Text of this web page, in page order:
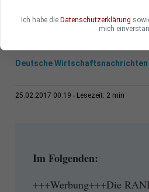
Deutsche Wirtschaftsnachrichten
25.02.2017 00:19 Lesezeit: 2 min
Im Folgenden:
+++Werbung+++Die
Ich habe die Datenschutzerklärung
mich